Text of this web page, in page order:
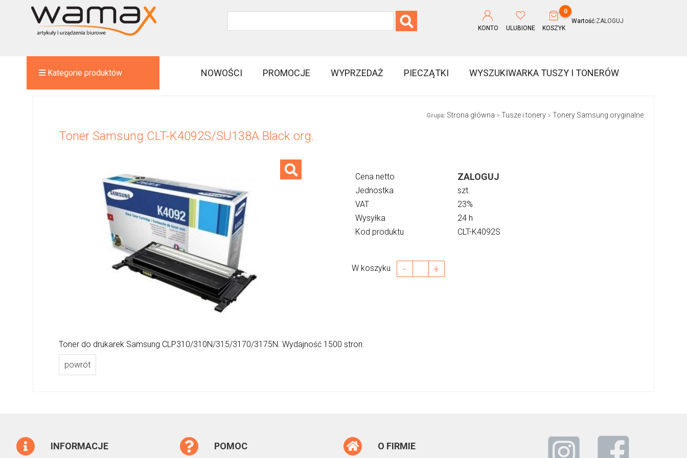
KONTO ULUBIONE
0
KOSZYK
Wartość:ZALOGUJ
Kategorie produktów NOWOŚCI PROMOCJE WYPRZEDAŻ PIECZĄTKI WYSZUKIWARKA TUSZY I TONERÓW
Grupa: Strona główna > Tusze i tonery> Tonery Samsung oryginalne
Toner Samsung CLT-K4092S/SU138A Black org.
Cena netto ZALOGUJ
Jednostka
szt.
VAT
23%
Wysyłka
24 h
Kod produktu
CLT-K4092S
W koszyku - +
Toner do drukarek Samsung CLP310/310N/315/3170/3175N. Wydajność 1500 stron.
powrót
INFORMACJE POMOC O FIRMIE